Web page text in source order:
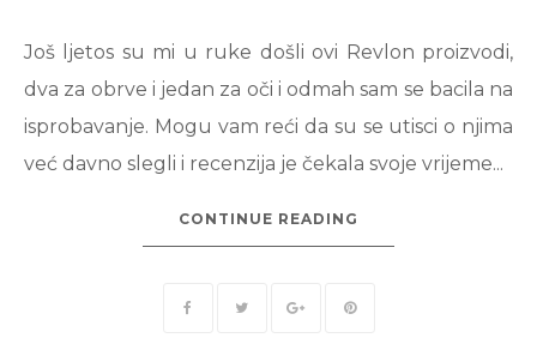
Još ljetos su mi u ruke došli ovi Revlon proizvodi,
dva za obrve i jedan za oči i odmah sam se bacila na
isprobavanje. Mogu vam reći da su se utisci o njima
već davno slegli i recenzija je čekala svoje vrijeme...
CONTINUE READING